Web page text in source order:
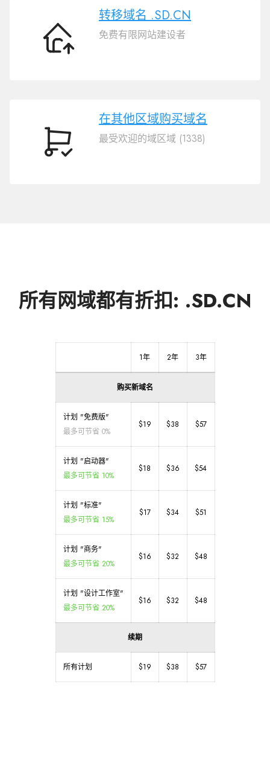
.SD.CN
转
转移域名 .SD.CN
免费有限网站建设者
在
在其他区域购买域名
最受欢迎的域区域 (1338)
所有网域都有折扣: .SD.CN
1年 2年 3年
购买新域名
计划 "免费版"
最多可节省 0%
$19 $38 $57
计划 "启动器"
最多可节省 10%
$18 $36 $54
计划 "标准"
最多可节省 15%
$17 $34 $51
计划 "商务"
最多可节省 20%
$16 $32 $48
计划 "设计工作室"
最多可节省 20%
$16 $32 $48
续期
所有计划 $19 $38 $57